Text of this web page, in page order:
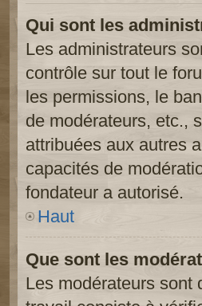
Qui sont les
Les administrateurs
contrôle sur tout le
les permissions, le
de modérateurs, etc.,
attribuées aux autres
capacités de
fondateur a autorisé.
Haut
Que sont les
Les modérateurs sont